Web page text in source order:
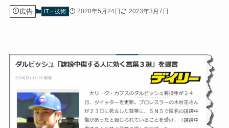
広告 IT・技術 2020年5月24日 2023年3月7日